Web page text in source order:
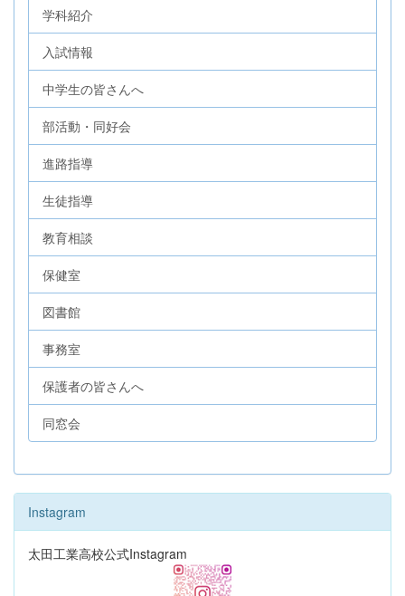
学科紹介
入試情報
中学生の皆さんへ
部活動・同好会
進路指導
生徒指導
教育相談
保健室
図書館
事務室
保護者の皆さんへ
同窓会
Instagram
太田工業高校公式Instagram